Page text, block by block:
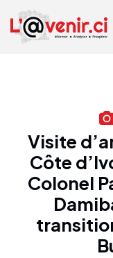
Visite
Côte
Colonel